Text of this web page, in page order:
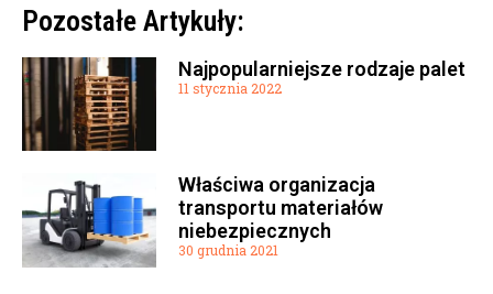
Pozostałe Artykuły:
Najpopularniejsze rodzaje palet
11 stycznia 2022
Właściwa organizacja
transportu materiałów
niebezpiecznych
30 grudnia 2021